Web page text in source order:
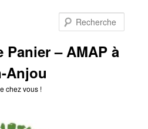
Panier – AMAP à
Anjou
chez vous !